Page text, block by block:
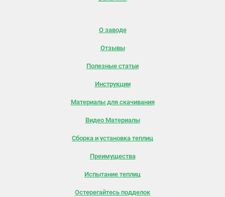
О заводе
Отзывы
Полезные статьи
Инструкции
Материалы для скачивания
Видео Материалы
Сборка и установка теплиц
Преимущества
Испытание теплиц
Остерегайтесь подделок